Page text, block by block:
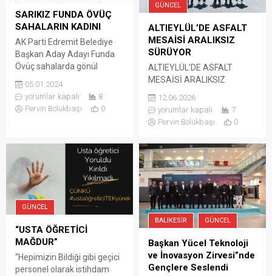
SARIKIZ FUNDA ÖVÜÇ
SAHALARIN KADINI
AK Parti Edremit Belediye
Başkan Aday Adayı Funda
Övüç sahalarda gönül
Parti’nin sevilen isimlerinden
Övüç, her kesimden sevgi
seli yağıyor. Ankara Temayül
davasının peşinden
koşmaya devam ediyor.
Edremitli Hemşerilerinin
“Sarıkız” yakıştırması
yaptığını dile getiren Övüç, “
Edremit’in Sarıkız’ı
olmaktan,...
05.01.2024
yorumlar kapalı
8
Pervin Bölükbaşı
0
GÜNCEL
ALTIEYLÜL’DE ASFALT
MESAİSİ ARALIKSIZ
SÜRÜYOR
ALTIEYLÜL’DE ASFALT
MESAİSİ ARALIKSIZ
ÇALIŞMALARI SAHADAN
TAKİP ETTİ Altıeylül
Belediyesi, ilçe genelinde
güçlendirmek ve
vatandaşların daha güvenli,
konforlu yollarda ulaşım
sağlamasını temin etmek
amacıyla asfalt çalışmalarını
aralıksız sürdürüyor. Fen
İşleri Müdürlüğü ekipleri
tarafından Bahçelievler
Mahallesi’nde yürütülen
asfalt serim çalışmalarını
yerinde inceleyen Altıeylül
12.06.2026
yorumlar kapalı
7
Pervin Bölükbaşı
0
GÜNCEL
“USTA ÖĞRETİCİ
MAĞDUR”
“Hepimizin Bildiği gibi geçici
personel olarak istihdam
BALIKESIR GÜNCEL
Başkan Yücel Teknoloji
ve İnovasyon Zirvesi”nde
Gençlere Seslendi